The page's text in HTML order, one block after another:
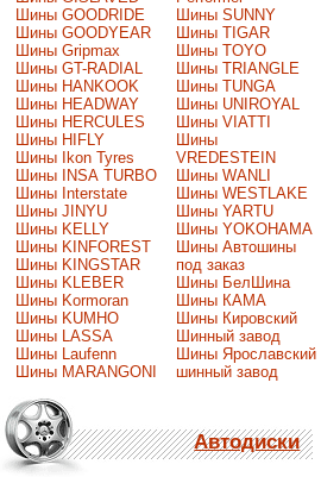
Шины GOODRIDE
Шины GOODYEAR
Шины Gripmax
Шины GT-RADIAL
Шины HANKOOK
Шины HEADWAY
Шины HERCULES
Шины HIFLY
Шины Ikon Tyres
Шины INSA TURBO
Шины Interstate
Шины JINYU
Шины KELLY
Шины KINFOREST
Шины KINGSTAR
Шины KLEBER
Шины Kormoran
Шины KUMHO
Шины LASSA
Шины Laufenn
Шины MARANGONI
Шины SUNNY
Шины TIGAR
Шины TOYO
Шины TRIANGLE
Шины TUNGA
Шины UNIROYAL
Шины VIATTI
Шины
VREDESTEIN
Шины WANLI
Шины WESTLAKE
Шины YARTU
Шины YOKOHAMA
Шины Автошины
под заказ
Шины БелШина
Шины КАМА
Шины Кировский
Шинный завод
Шины Ярославский
шинный завод
Автодиски